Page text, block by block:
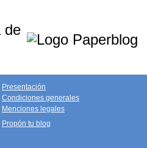
de
Presentación
Condiciones generales
Menciones legales
Propón tu blog